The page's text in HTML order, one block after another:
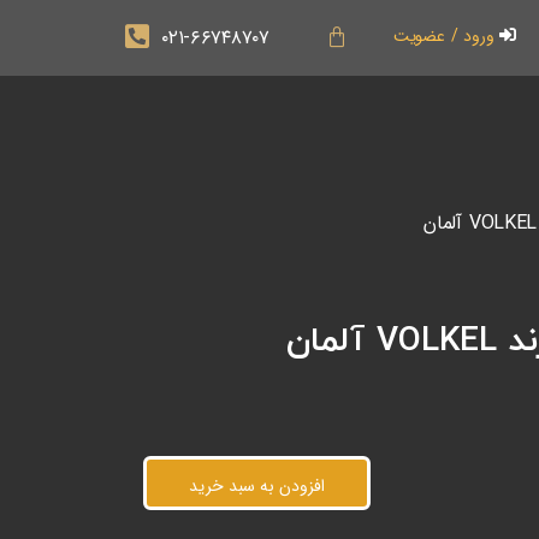
ورود / عضویت ۰۲۱-۶۶۷۴۸۷۰۷
افزودن به سبد خرید